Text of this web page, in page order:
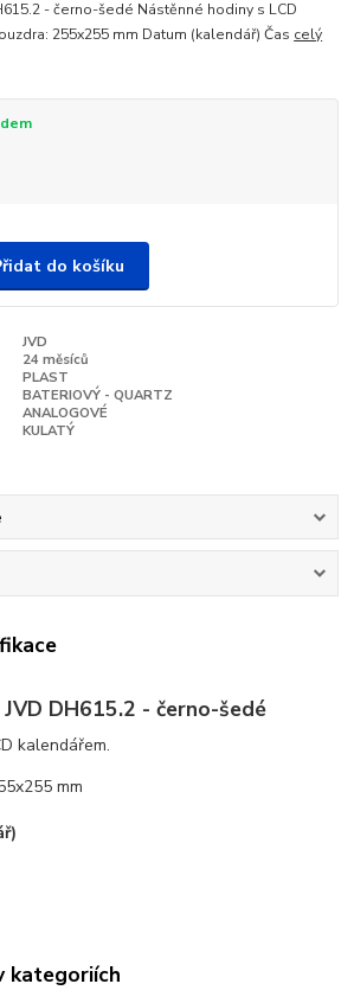
- černo-šedé Nástěnné hodiny s LCD
255x255 mm Datum (kalendář) Čas celý
do košíku
JVD
24 měsíců
PLAST
BATERIOVÝ - QUARTZ
ANALOGOVÉ
KULATÝ
DH615.2 - černo-šedé
kalendářem.
mm
kategoriích